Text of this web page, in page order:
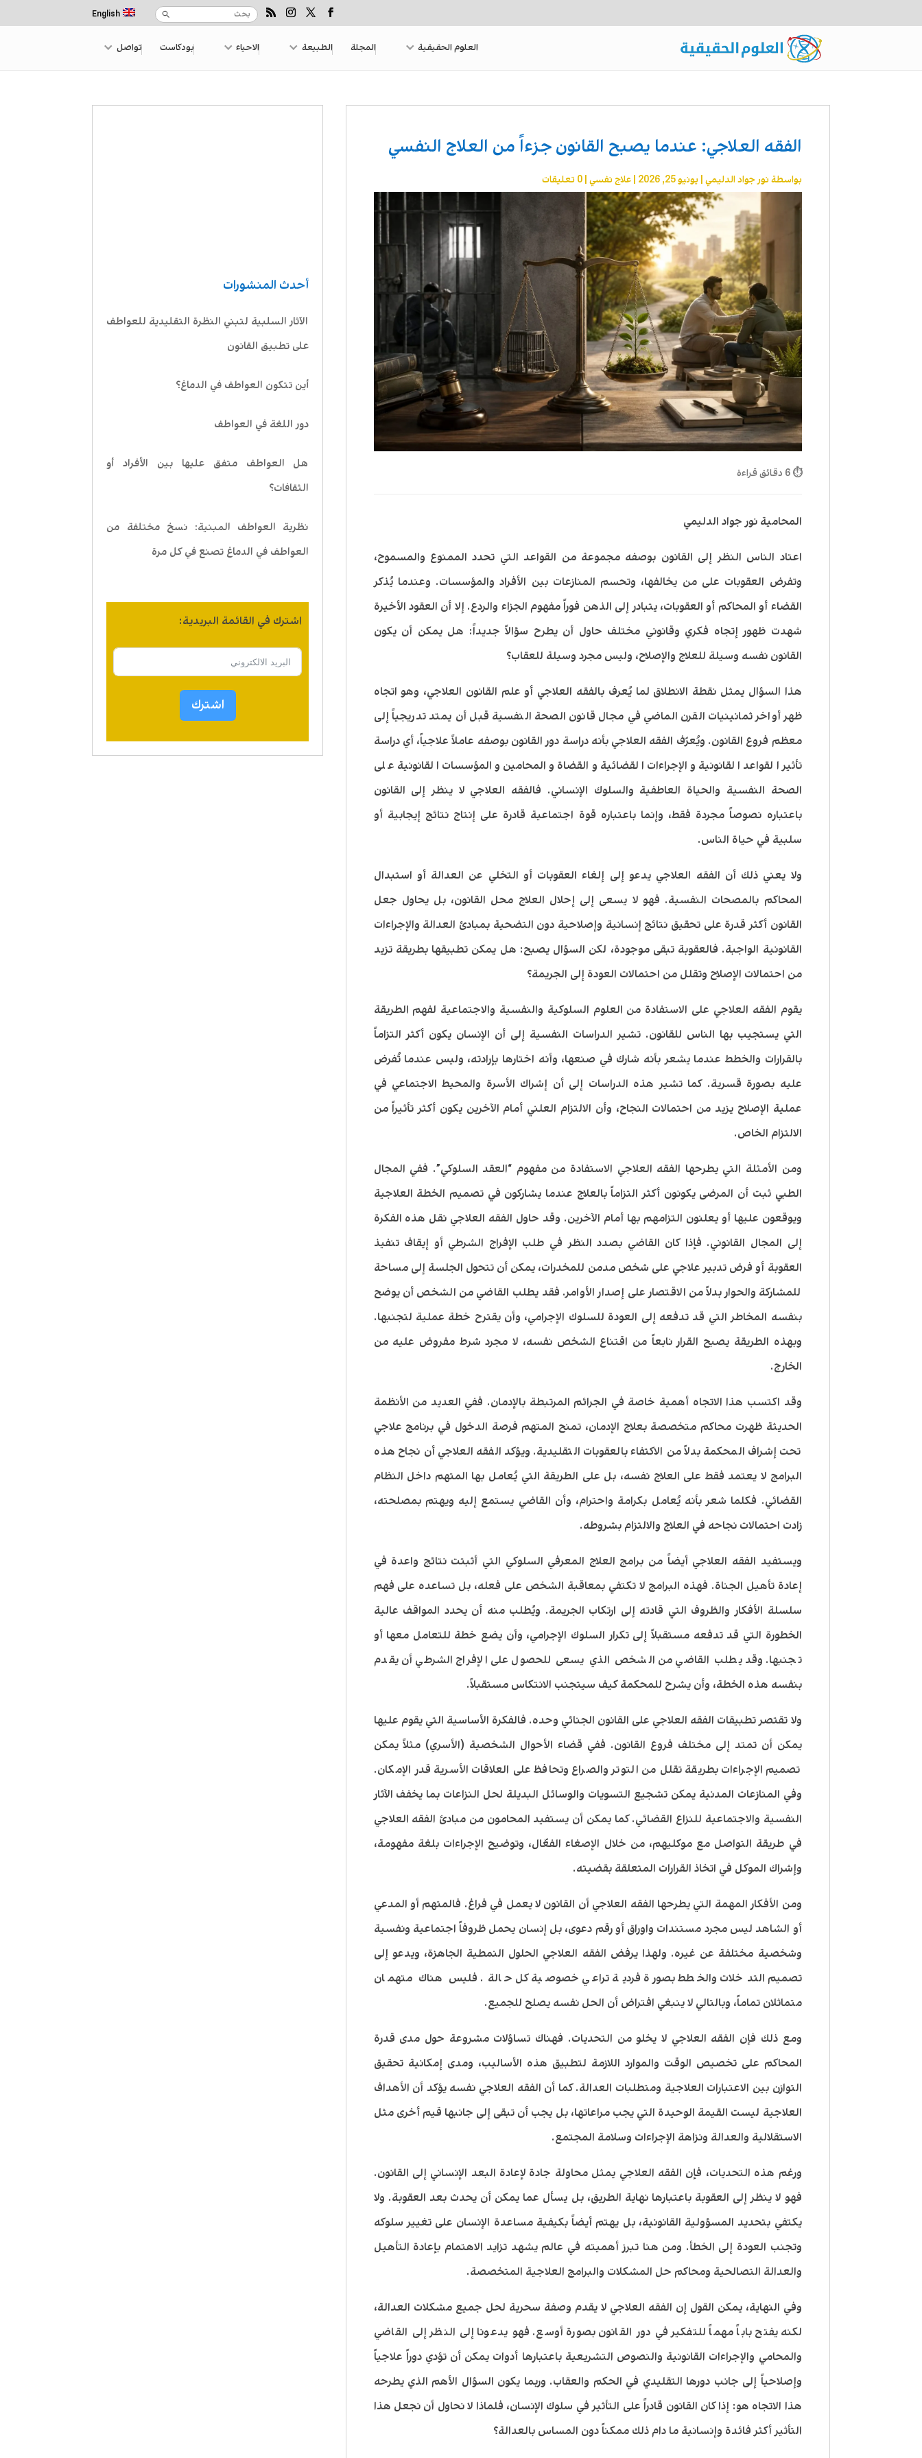
English
العلوم الحقيقية المجلة الطبيعة الاحياء بودكاست تواصل
أحدث المنشورات
الآثار السلبية لتبني النظرة التقليدية للعواطف
على تطبيق القانون
أين تتكون العواطف في الدماغ؟
دور اللغة في العواطف
هل العواطف متفق عليها بين الأفراد أو
الثقافات؟
نظرية العواطف المبنية: نسخ مختلفة من
العواطف في الدماغ تصنع في كل مرة
اشترك في القائمة البريدية:
اشترك
الفقه العلاجي: عندما يصبح القانون جزءاً من العلاج النفسي
بواسطةنور جواد الدليمي |يونيو 25, 2026 |علاج نفسي |0 تعليقات
⏱ 6 دقائق قراءة
المحامية نور جواد الدليمي
اعتاد الناس النظر إلى القانون بوصفه مجموعة من القواعد التي تحدد الممنوع والمسموح،
وتفرض العقوبات على من يخالفها، وتحسم المنازعات بين الأفراد والمؤسسات. وعندما يُذكر
القضاء أو المحاكم أو العقوبات، يتبادر إلى الذهن فوراً مفهوم الجزاء والردع. إلا أن العقود الأخيرة
شهدت ظهور إتجاه فكري وقانوني مختلف حاول أن يطرح سؤالاً جديداً: هل يمكن أن يكون
القانون نفسه وسيلة للعلاج والإصلاح، وليس مجرد وسيلة للعقاب؟
هذا السؤال يمثل نقطة الانطلاق لما يُعرف بالفقه العلاجي أو علم القانون العلاجي، وهو اتجاه
ظهر أواخر ثمانينيات القرن الماضي في مجال قانون الصحة النفسية قبل أن يمتد تدريجياً إلى
معظم فروع القانون. ويُعرّف الفقه العلاجي بأنه دراسة دور القانون بوصفه عاملاً علاجياً، أي دراسة
تأثير القواعد القانونية والإجراءات القضائية والقضاة والمحامين والمؤسسات القانونية على
الصحة النفسية والحياة العاطفية والسلوك الإنساني. فالفقه العلاجي لا ينظر إلى القانون
باعتباره نصوصاً مجردة فقط، وإنما باعتباره قوة اجتماعية قادرة على إنتاج نتائج إيجابية أو
سلبية في حياة الناس.
ولا يعني ذلك أن الفقه العلاجي يدعو إلى إلغاء العقوبات أو التخلي عن العدالة أو استبدال
المحاكم بالمصحات النفسية. فهو لا يسعى إلى إحلال العلاج محل القانون، بل يحاول جعل
القانون أكثر قدرة على تحقيق نتائج إنسانية وإصلاحية دون التضحية بمبادئ العدالة والإجراءات
القانونية الواجبة. فالعقوبة تبقى موجودة، لكن السؤال يصبح: هل يمكن تطبيقها بطريقة تزيد
من احتمالات الإصلاح وتقلل من احتمالات العودة إلى الجريمة؟
يقوم الفقه العلاجي على الاستفادة من العلوم السلوكية والنفسية والاجتماعية لفهم الطريقة
التي يستجيب بها الناس للقانون. تشير الدراسات النفسية إلى أن الإنسان يكون أكثر التزاماً
بالقرارات والخطط عندما يشعر بأنه شارك في صنعها، وأنه اختارها بإرادته، وليس عندما تُفرض
عليه بصورة قسرية. كما تشير هذه الدراسات إلى أن إشراك الأسرة والمحيط الاجتماعي في
عملية الإصلاح يزيد من احتمالات النجاح، وأن الالتزام العلني أمام الآخرين يكون أكثر تأثيراً من
الالتزام الخاص.
ومن الأمثلة التي يطرحها الفقه العلاجي الاستفادة من مفهوم “العقد السلوكي”. ففي المجال
الطبي ثبت أن المرضى يكونون أكثر التزاماً بالعلاج عندما يشاركون في تصميم الخطة العلاجية
ويوقعون عليها أو يعلنون التزامهم بها أمام الآخرين. وقد حاول الفقه العلاجي نقل هذه الفكرة
إلى المجال القانوني. فإذا كان القاضي بصدد النظر في طلب الإفراج الشرطي أو إيقاف تنفيذ
العقوبة أو فرض تدبير علاجي على شخص مدمن للمخدرات، يمكن أن تتحول الجلسة إلى مساحة
للمشاركة والحوار بدلاً من الاقتصار على إصدار الأوامر. فقد يطلب القاضي من الشخص أن يوضح
بنفسه المخاطر التي قد تدفعه إلى العودة للسلوك الإجرامي، وأن يقترح خطة عملية لتجنبها.
وبهذه الطريقة يصبح القرار نابعاً من اقتناع الشخص نفسه، لا مجرد شرط مفروض عليه من
الخارج.
وقد اكتسب هذا الاتجاه أهمية خاصة في الجرائم المرتبطة بالإدمان. ففي العديد من الأنظمة
الحديثة ظهرت محاكم متخصصة بعلاج الإدمان، تمنح المتهم فرصة الدخول في برنامج علاجي
تحت إشراف المحكمة بدلاً من الاكتفاء بالعقوبات التقليدية. ويؤكد الفقه العلاجي أن نجاح هذه
البرامج لا يعتمد فقط على العلاج نفسه، بل على الطريقة التي يُعامل بها المتهم داخل النظام
القضائي. فكلما شعر بأنه يُعامل بكرامة واحترام، وأن القاضي يستمع إليه ويهتم بمصلحته،
زادت احتمالات نجاحه في العلاج والالتزام بشروطه.
ويستفيد الفقه العلاجي أيضاً من برامج العلاج المعرفي السلوكي التي أثبتت نتائج واعدة في
إعادة تأهيل الجناة. فهذه البرامج لا تكتفي بمعاقبة الشخص على فعله، بل تساعده على فهم
سلسلة الأفكار والظروف التي قادته إلى ارتكاب الجريمة. ويُطلب منه أن يحدد المواقف عالية
الخطورة التي قد تدفعه مستقبلاً إلى تكرار السلوك الإجرامي، وأن يضع خطة للتعامل معها أو
تجنبها. وقد يطلب القاضي من الشخص الذي يسعى للحصول على الإفراج الشرطي أن يقدم
بنفسه هذه الخطة، وأن يشرح للمحكمة كيف سيتجنب الانتكاس مستقبلاً.
ولا تقتصر تطبيقات الفقه العلاجي على القانون الجنائي وحده. فالفكرة الأساسية التي يقوم عليها
يمكن أن تمتد إلى مختلف فروع القانون. ففي قضاء الأحوال الشخصية (الأسري) مثلاً يمكن
تصميم الإجراءات بطريقة تقلل من التوتر والصراع وتحافظ على العلاقات الأسرية قدر الإمكان.
وفي المنازعات المدنية يمكن تشجيع التسويات والوسائل البديلة لحل النزاعات بما يخفف الآثار
النفسية والاجتماعية للنزاع القضائي. كما يمكن أن يستفيد المحامون من مبادئ الفقه العلاجي
في طريقة التواصل مع موكليهم، من خلال الإصغاء الفعّال، وتوضيح الإجراءات بلغة مفهومة،
وإشراك الموكل في اتخاذ القرارات المتعلقة بقضيته.
ومن الأفكار المهمة التي يطرحها الفقه العلاجي أن القانون لا يعمل في فراغ. فالمتهم أو المدعي
أو الشاهد ليس مجرد مستندات واوراق أو رقم دعوى، بل إنسان يحمل ظروفاً اجتماعية ونفسية
وشخصية مختلفة عن غيره. ولهذا يرفض الفقه العلاجي الحلول النمطية الجاهزة، ويدعو إلى
تصميم التدخلات والخطط بصورة فردية تراعي خصوصية كل حالة. فليس هناك متهمان
متماثلان تماماً، وبالتالي لا ينبغي افتراض أن الحل نفسه يصلح للجميع.
ومع ذلك فإن الفقه العلاجي لا يخلو من التحديات. فهناك تساؤلات مشروعة حول مدى قدرة
المحاكم على تخصيص الوقت والموارد اللازمة لتطبيق هذه الأساليب، ومدى إمكانية تحقيق
التوازن بين الاعتبارات العلاجية ومتطلبات العدالة. كما أن الفقه العلاجي نفسه يؤكد أن الأهداف
العلاجية ليست القيمة الوحيدة التي يجب مراعاتها، بل يجب أن تبقى إلى جانبها قيم أخرى مثل
الاستقلالية والعدالة ونزاهة الإجراءات وسلامة المجتمع.
ورغم هذه التحديات، فإن الفقه العلاجي يمثل محاولة جادة لإعادة البعد الإنساني إلى القانون.
فهو لا ينظر إلى العقوبة باعتبارها نهاية الطريق، بل يسأل عما يمكن أن يحدث بعد العقوبة. ولا
يكتفي بتحديد المسؤولية القانونية، بل يهتم أيضاً بكيفية مساعدة الإنسان على تغيير سلوكه
وتجنب العودة إلى الخطأ. ومن هنا تبرز أهميته في عالم يشهد تزايد الاهتمام بإعادة التأهيل
والعدالة التصالحية ومحاكم حل المشكلات والبرامج العلاجية المتخصصة.
وفي النهاية، يمكن القول إن الفقه العلاجي لا يقدم وصفة سحرية لحل جميع مشكلات العدالة،
لكنه يفتح باباً مهماً للتفكير في دور القانون بصورة أوسع. فهو يدعونا إلى النظر إلى القاضي
والمحامي والإجراءات القانونية والنصوص التشريعية باعتبارها أدوات يمكن أن تؤدي دوراً علاجياً
وإصلاحياً إلى جانب دورها التقليدي في الحكم والعقاب. وربما يكون السؤال الأهم الذي يطرحه
هذا الاتجاه هو: إذا كان القانون قادراً على التأثير في سلوك الإنسان، فلماذا لا نحاول أن نجعل هذا
التأثير أكثر فائدة وإنسانية ما دام ذلك ممكناً دون المساس بالعدالة؟